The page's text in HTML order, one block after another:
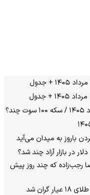
باروز به میدان می‌آید
رجب‌زاده که چند روز پیش